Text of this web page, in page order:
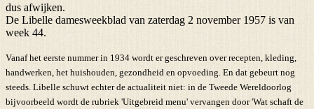
dus afwijken.
De Libelle damesweekblad van zaterdag 2 november 1957 is van
week 44.
Vanaf het eerste nummer in 1934 wordt er geschreven over recepten, kleding,
handwerken, het huishouden, gezondheid en opvoeding. En dat gebeurt nog
steeds. Libelle schuwt echter de actualiteit niet: in de Tweede Wereldoorlog
bijvoorbeeld wordt de rubriek 'Uitgebreid menu' vervangen door 'Wat schaft de